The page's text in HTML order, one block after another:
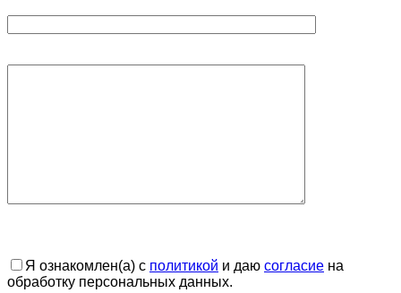
Я ознакомлен(а) с политикой и даю согласие на
обработку персональных данных.